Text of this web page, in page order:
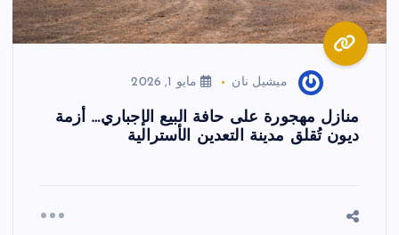
ميشيل نان مايو 1, 2026
منازل مهجورة على حافة البيع الإجباري… أزمة
ديون تُقلق مدينة التعدين الأسترالية